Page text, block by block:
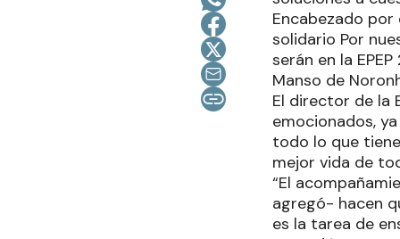
Encabezado
solidario Por
serán en la
Manso de
El director de la
emocionados,
todo lo que
mejor vida de
“El
agregó- hacen
es la tarea de